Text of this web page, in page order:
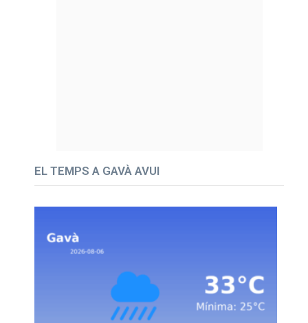
EL TEMPS A GAVÀ AVUI